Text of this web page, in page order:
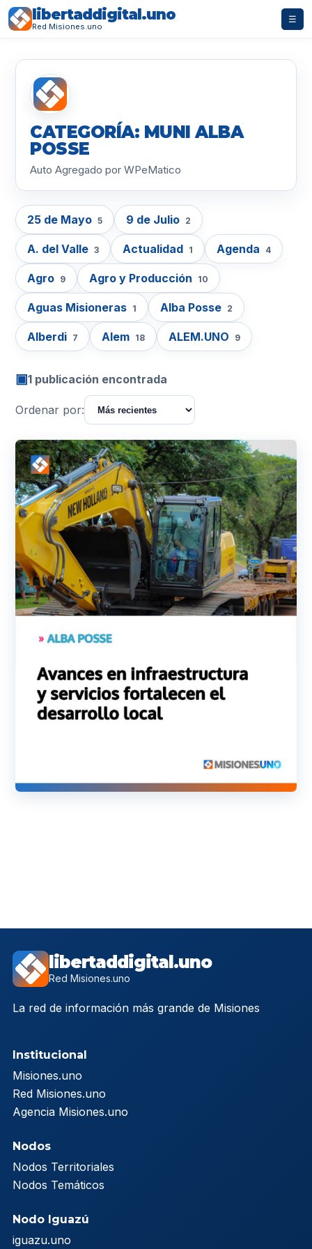
libertaddigital.uno
Red Misiones.uno
☰
CATEGORÍA: MUNI ALBA
POSSE
Auto Agregado por WPeMatico
25 de Mayo 5 9 de Julio 2
A. del Valle 3 Actualidad 1 Agenda 4
Agro 9 Agro y Producción 10
Aguas Misioneras 1 Alba Posse 2
Alberdi 7 Alem 18 ALEM.UNO 9
▣1 publicación encontrada
Ordenar por:
libertaddigital.uno
Red Misiones.uno
La red de información más grande de Misiones
Institucional
Misiones.uno
Red Misiones.uno
Agencia Misiones.uno
Nodos
Nodos Territoriales
Nodos Temáticos
Nodo Iguazú
iguazu.uno